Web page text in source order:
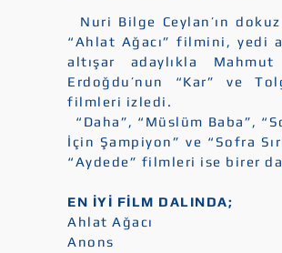
Nuri Bilge Ceylan’ın
“Ahlat Ağacı” filmini, yedi
altışar adaylıkla
Erdoğdu’nun “Kar” ve
filmleri izledi.
“Daha”, “Müslüm Baba”,
İçin Şampiyon” ve “Sofra
“Aydede” filmleri ise birer
EN İYİ FİLM DALINDA;
Ahlat Ağacı
Anons